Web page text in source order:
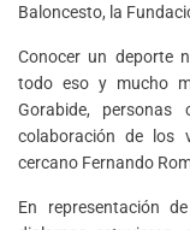
Baloncesto, la
Conocer un deporte
todo eso y mucho
Gorabide,
colaboración de los
cercano Fernando
En representación